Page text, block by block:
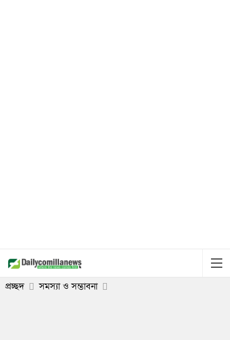
প্রচ্ছদ সমস্যা ও সম্ভাবনা